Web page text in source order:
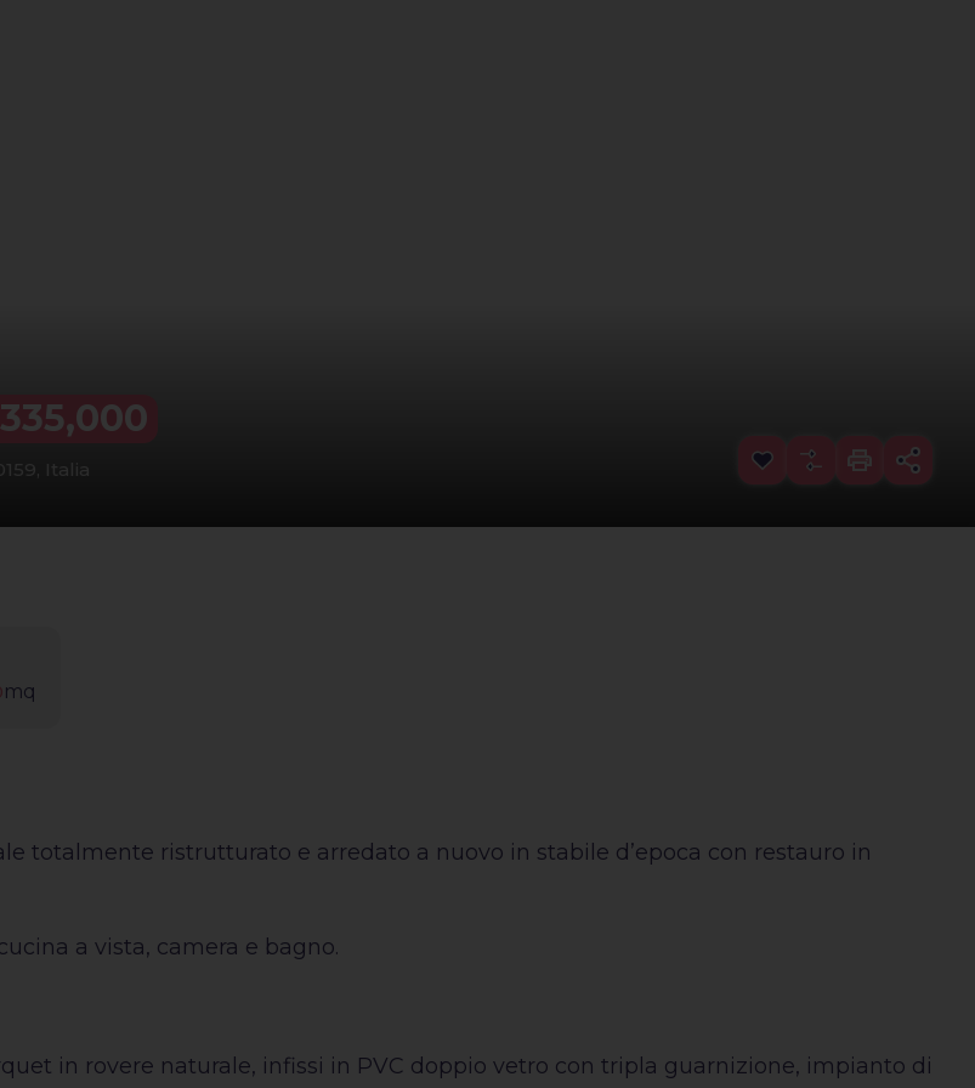
Italia
mq
totalmente ristrutturato e arredato a nuovo in stabile d’epoca con restauro in
a vista, camera e bagno.
in rovere naturale, infissi in PVC doppio vetro con tripla guarnizione, impianto di